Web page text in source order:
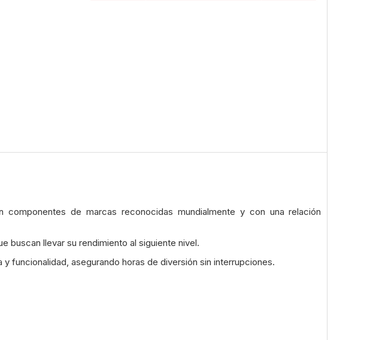
de marcas reconocidas mundialmente y con una relación
buscan llevar su rendimiento al siguiente nivel.
funcionalidad, asegurando horas de diversión sin interrupciones.